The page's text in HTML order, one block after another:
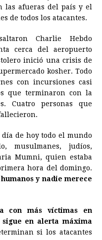
las afueras del país y el
de todos los atacantes.
Charlie Hebdo
cerca del aeropuerto
inició una crisis de
kosher. Todo
con incursiones casi
que terminaron con la
Cuatro personas que
de hoy todo el mundo
musulmanes, judíos,
Mumni, quien estaba
hora del domingo.
y nadie merece
con más víctimas en
en alerta máxima
si los atacantes